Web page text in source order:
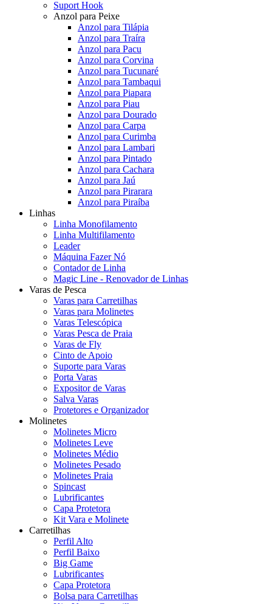
Suport Hook
Anzol para Peixe
Anzol para Tilápia
Anzol para Traíra
Anzol para Pacu
Anzol para Corvina
Anzol para Tucunaré
Anzol para Tambaqui
Anzol para Piapara
Anzol para Piau
Anzol para Dourado
Anzol para Carpa
Anzol para Curimba
Anzol para Lambari
Anzol para Pintado
Anzol para Cachara
Anzol para Jaú
Anzol para Pirarara
Anzol para Piraíba
Linhas
Linha Monofilamento
Linha Multifilamento
Leader
Máquina Fazer Nó
Contador de Linha
Magic Line - Renovador de Linhas
Varas de Pesca
Varas para Carretilhas
Varas para Molinetes
Varas Telescópica
Varas Pesca de Praia
Varas de Fly
Cinto de Apoio
Suporte para Varas
Porta Varas
Expositor de Varas
Salva Varas
Protetores e Organizador
Molinetes
Molinetes Micro
Molinetes Leve
Molinetes Médio
Molinetes Pesado
Molinetes Praia
Spincast
Lubrificantes
Capa Protetora
Kit Vara e Molinete
Carretilhas
Perfil Alto
Perfil Baixo
Big Game
Lubrificantes
Capa Protetora
Bolsa para Carretilhas